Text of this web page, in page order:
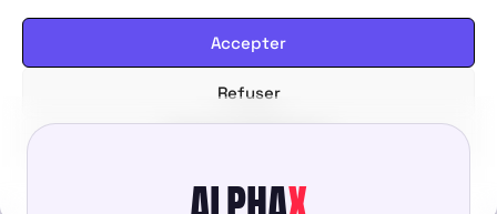
Accepter
Refuser
Politique de cookies Politique de confidentialité
INTERDITS AUX FEMMES ENCEINTES & ALLAITANTES · NE PAS
CONDUIRE APRÈS USAGE · VENTE INTERDITE AUX MINEURS